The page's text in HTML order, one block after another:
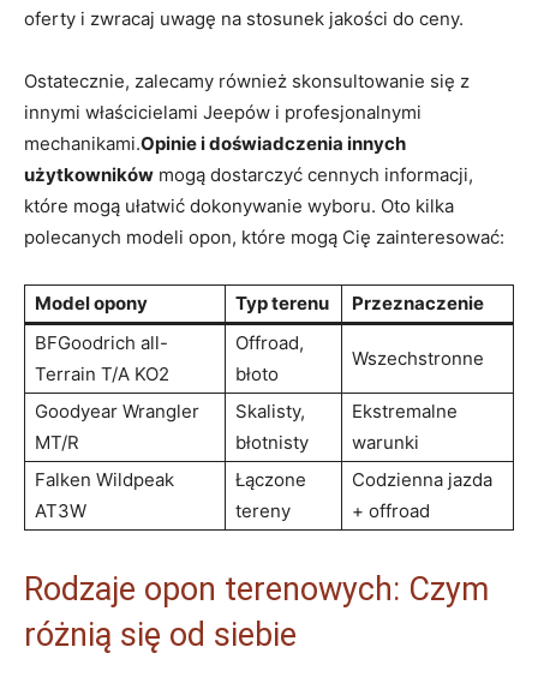
oferty⁤ i zwracaj uwagę na⁢ stosunek ⁣jakości ⁣do ceny.
Ostatecznie, zalecamy również ⁢skonsultowanie się z
innymi właścicielami‌ Jeepów i​ profesjonalnymi
mechanikami.Opinie i doświadczenia innych
użytkowników mogą dostarczyć cennych informacji,
które mogą⁤ ułatwić dokonywanie wyboru.⁣ Oto kilka
polecanych modeli ‌opon, które ‌mogą Cię zainteresować:
Model opony Typ terenu
Przeznaczenie
BFGoodrich all-
Terrain T/A KO2
Offroad,
błoto
Wszechstronne
Goodyear Wrangler
MT/R
Skalisty,⁣
błotnisty
Ekstremalne
warunki
Falken​ Wildpeak
AT3W
Łączone
tereny
Codzienna jazda ​
+ offroad
Rodzaje opon terenowych: Czym
różnią się od siebie